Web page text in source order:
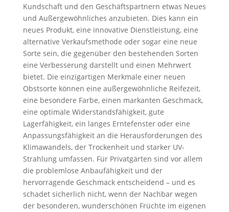
Kundschaft und den Geschäftspartnern etwas Neues
und Außergewöhnliches anzubieten. Dies kann ein
neues Produkt, eine innovative Dienstleistung, eine
alternative Verkaufsmethode oder sogar eine neue
Sorte sein, die gegenüber den bestehenden Sorten
eine Verbesserung darstellt und einen Mehrwert
bietet. Die einzigartigen Merkmale einer neuen
Obstsorte können eine außergewöhnliche Reifezeit,
eine besondere Farbe, einen markanten Geschmack,
eine optimale Widerstandsfähigkeit, gute
Lagerfähigkeit, ein langes Erntefenster oder eine
Anpassungsfähigkeit an die Herausforderungen des
Klimawandels, der Trockenheit und starker UV-
Strahlung umfassen. Für Privatgärten sind vor allem
die problemlose Anbaufähigkeit und der
hervorragende Geschmack entscheidend – und es
schadet sicherlich nicht, wenn der Nachbar wegen
der besonderen, wunderschönen Früchte im eigenen